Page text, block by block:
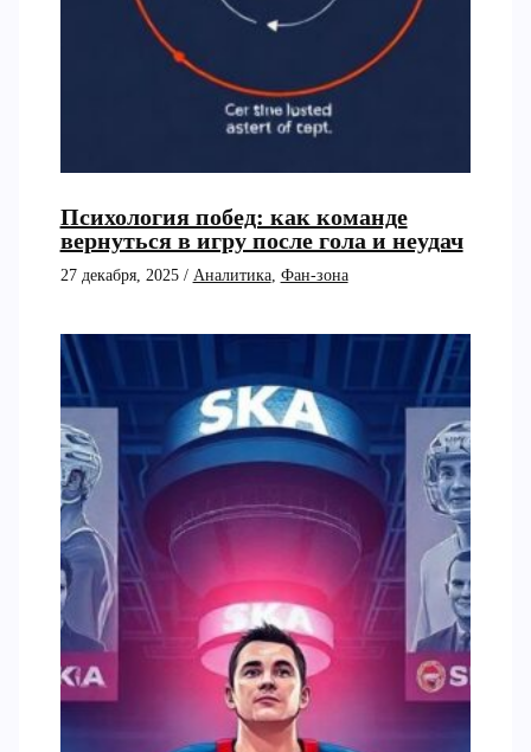
Психология побед: как команде
вернуться в игру после гола и неудач
27 декабря, 2025 / Аналитика, Фан-зона